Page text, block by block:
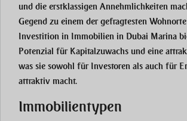
und die erstklassigen Annehmlichkeiten
Gegend zu einem der gefragtesten
Investition in Immobilien in Dubai Marina
Potenzial für Kapitalzuwachs und eine
was sie sowohl für Investoren als auch für
attraktiv macht.
Immobilientypen